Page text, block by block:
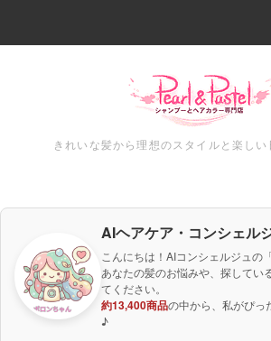
きれいな髪から理想のスタイルと楽しい
AIヘアケア・コンシェル
こんにちは！AIコンシェルジュの
あなたの髪のお悩みや、探してい
てください。
約13,400商品の中から、私がぴっ
♪